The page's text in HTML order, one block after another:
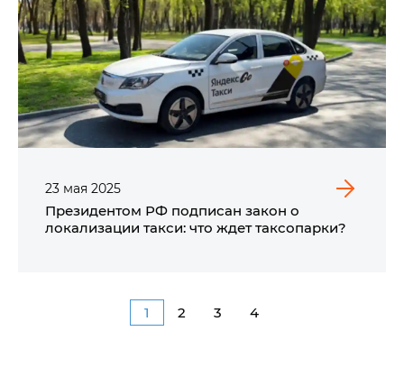
23 мая 2025
Президентом РФ подписан закон о
локализации такси: что ждет таксопарки?
1 2 3 4